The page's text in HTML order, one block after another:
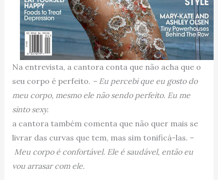
Na entrevista, a cantora conta que não acha que o
seu corpo é perfeito. – Eu percebi que eu gosto do
meu corpo, mesmo ele não sendo perfeito. Eu me
sinto sexy.
a cantora também comenta que não quer mais se
livrar das curvas que tem, mas sim tonificá-las. –
Meu corpo é confortável. Ele é saudável, então eu
vou arrasar com ele.